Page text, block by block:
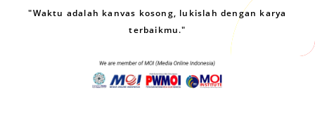
"Waktu adalah kanvas kosong, lukislah dengan karya
terbaikmu."